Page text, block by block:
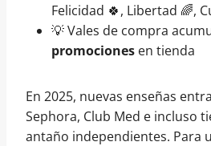
Felicidad 🍀, Libertad 🌈,
💡 Vales de compra
promociones en tienda
En 2025, nuevas enseñas
Sephora, Club Med e incluso
antaño independientes. Para